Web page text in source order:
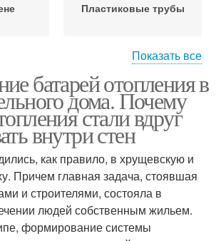
Пластиковые трубы
Показать все
батарей отопления в
дома. Почему
стали вдруг
внутри стен
как правило, в хрущевскую и
Причем главная задача, стоявшая
и строителями, состояла в
людей собственным жильем.
формирование системы